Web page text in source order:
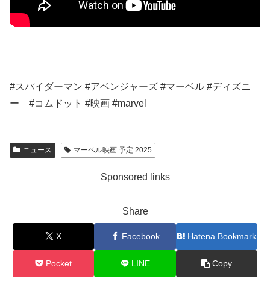
#スパイダーマン #アベンジャーズ #マーベル #ディズニ
ー #コムドット #映画 #marvel
ニュース マーベル映画 予定 2025
Sponsored links
Share
X Facebook Hatena Bookmark
Pocket LINE Copy